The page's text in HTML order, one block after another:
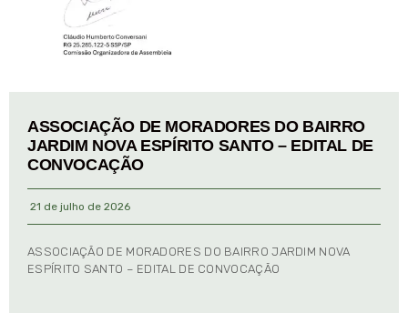
ASSOCIAÇÃO DE MORADORES DO BAIRRO
JARDIM NOVA ESPÍRITO SANTO – EDITAL DE
CONVOCAÇÃO
21 de julho de 2026
ASSOCIAÇÃO DE MORADORES DO BAIRRO JARDIM NOVA
ESPÍRITO SANTO – EDITAL DE CONVOCAÇÃO